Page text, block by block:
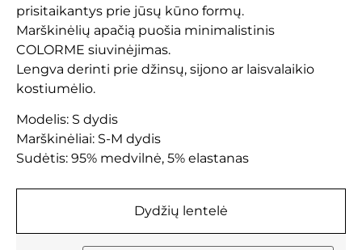
Dydžių lentelė
prisitaikantys prie jūsų kūno formų.
Marškinėlių apačią puošia minimalistinis
COLORME siuvinėjimas.
Lengva derinti prie džinsų, sijono ar laisvalaikio
kostiumėlio.
Modelis: S dydis
Marškinėliai: S-M dydis
Sudėtis: 95% medvilnė, 5% elastanas